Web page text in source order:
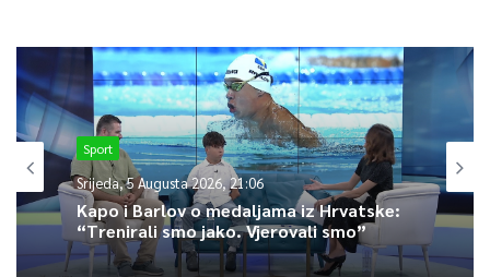
Sport
Srijeda, 5 Augusta 2026, 21:06
Kapo i Barlov o medaljama iz Hrvatske:
“Trenirali smo jako. Vjerovali smo”